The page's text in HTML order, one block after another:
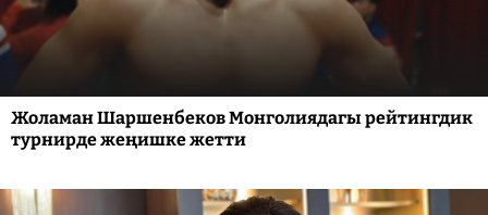
Жоламан Шаршенбеков Монголиядагы рейтингдик
турнирде жеңишке жетти